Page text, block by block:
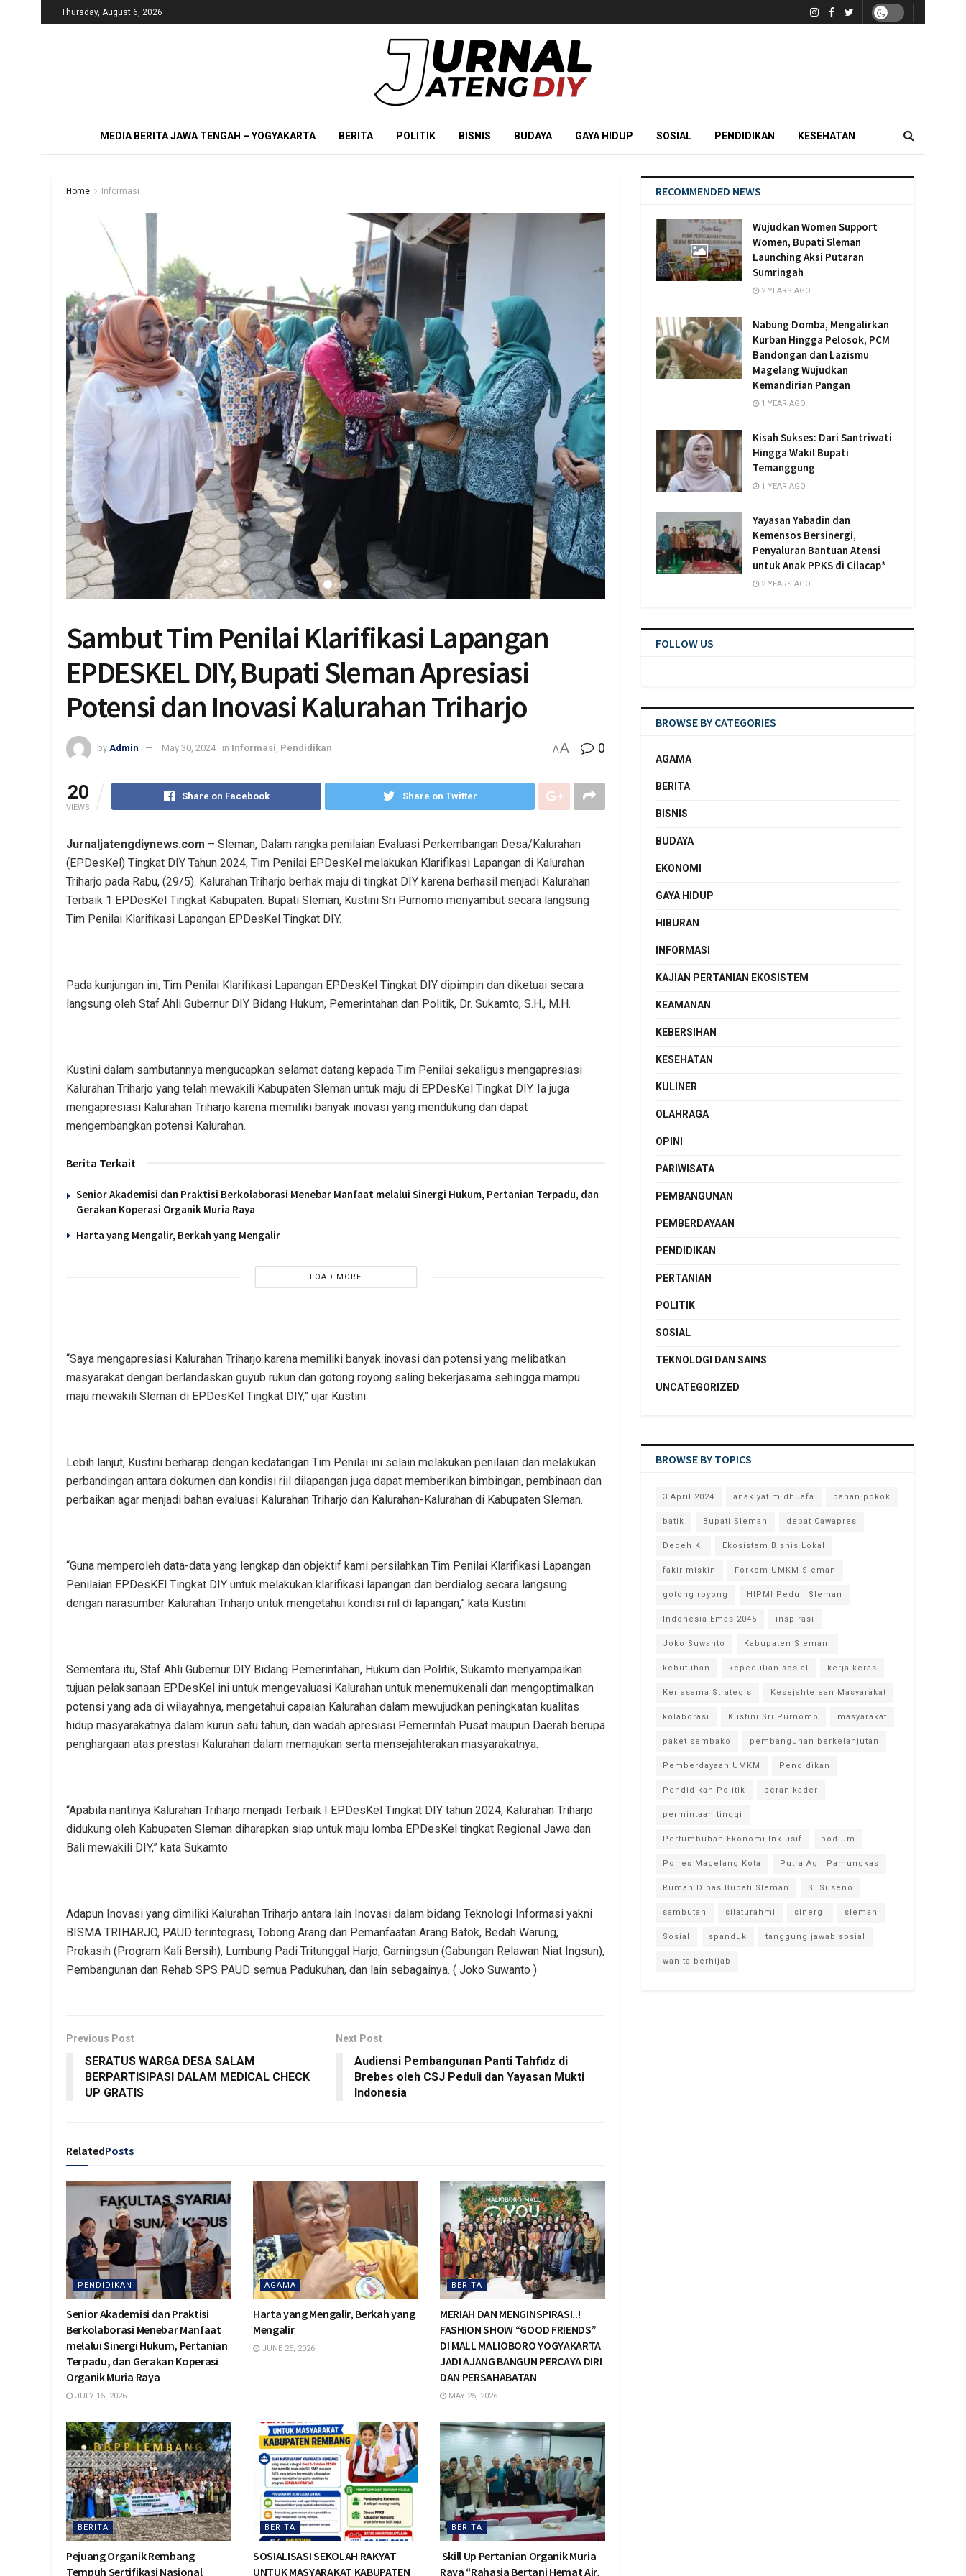
Thursday, August 6, 2026
MEDIA BERITA JAWA TENGAH – YOGYAKARTA BERITA POLITIK BISNIS BUDAYA GAYA HIDUP SOSIAL PENDIDIKAN KESEHATAN
Home Informasi
Sambut Tim Penilai Klarifikasi Lapangan
EPDESKEL DIY, Bupati Sleman Apresiasi
Potensi dan Inovasi Kalurahan Triharjo
by Admin May 30, 2024 in Informasi Pendidikan AA 0
20
VIEWS
Share on Facebook Share on Twitter
Jurnaljatengdiynews.com – Sleman, Dalam rangka penilaian Evaluasi Perkembangan Desa/Kalurahan
(EPDesKel) Tingkat DIY Tahun 2024, Tim Penilai EPDesKel melakukan Klarifikasi Lapangan di Kalurahan
Triharjo pada Rabu, (29/5). Kalurahan Triharjo berhak maju di tingkat DIY karena berhasil menjadi Kalurahan
Terbaik 1 EPDesKel Tingkat Kabupaten. Bupati Sleman, Kustini Sri Purnomo menyambut secara langsung
Tim Penilai Klarifikasi Lapangan EPDesKel Tingkat DIY.
Pada kunjungan ini, Tim Penilai Klarifikasi Lapangan EPDesKel Tingkat DIY dipimpin dan diketuai secara
langsung oleh Staf Ahli Gubernur DIY Bidang Hukum, Pemerintahan dan Politik, Dr. Sukamto, S.H., M.H.
Kustini dalam sambutannya mengucapkan selamat datang kepada Tim Penilai sekaligus mengapresiasi
Kalurahan Triharjo yang telah mewakili Kabupaten Sleman untuk maju di EPDesKel Tingkat DIY. Ia juga
mengapresiasi Kalurahan Triharjo karena memiliki banyak inovasi yang mendukung dan dapat
mengembangkan potensi Kalurahan.
Berita Terkait
Senior Akademisi dan Praktisi Berkolaborasi Menebar Manfaat melalui Sinergi Hukum, Pertanian Terpadu, dan
Gerakan Koperasi Organik Muria Raya
Harta yang Mengalir, Berkah yang Mengalir
LOAD MORE
“Saya mengapresiasi Kalurahan Triharjo karena memiliki banyak inovasi dan potensi yang melibatkan
masyarakat dengan berlandaskan guyub rukun dan gotong royong saling bekerjasama sehingga mampu
maju mewakili Sleman di EPDesKel Tingkat DIY,” ujar Kustini
Lebih lanjut, Kustini berharap dengan kedatangan Tim Penilai ini selain melakukan penilaian dan melakukan
perbandingan antara dokumen dan kondisi riil dilapangan juga dapat memberikan bimbingan, pembinaan dan
perbaikan agar menjadi bahan evaluasi Kalurahan Triharjo dan Kalurahan-Kalurahan di Kabupaten Sleman.
“Guna memperoleh data-data yang lengkap dan objektif kami persilahkan Tim Penilai Klarifikasi Lapangan
Penilaian EPDesKEl Tingkat DIY untuk melakukan klarifikasi lapangan dan berdialog secara langsung
dengan narasumber Kalurahan Triharjo untuk mengetahui kondisi riil di lapangan,” kata Kustini
Sementara itu, Staf Ahli Gubernur DIY Bidang Pemerintahan, Hukum dan Politik, Sukamto menyampaikan
tujuan pelaksanaan EPDesKel ini untuk mengevaluasi Kalurahan untuk menemukenali dan mengoptimalkan
potensi yang ada di wilayahnya, mengetahui capaian Kalurahan dalam mewujudkan peningkatan kualitas
hidup masyarakatnya dalam kurun satu tahun, dan wadah apresiasi Pemerintah Pusat maupun Daerah berupa
penghargaan atas prestasi Kalurahan dalam memajukan serta mensejahterakan masyarakatnya.
“Apabila nantinya Kalurahan Triharjo menjadi Terbaik I EPDesKel Tingkat DIY tahun 2024, Kalurahan Triharjo
didukung oleh Kabupaten Sleman diharapkan siap untuk maju lomba EPDesKel tingkat Regional Jawa dan
Bali mewakili DIY,” kata Sukamto
Adapun Inovasi yang dimiliki Kalurahan Triharjo antara lain Inovasi dalam bidang Teknologi Informasi yakni
BISMA TRIHARJO, PAUD terintegrasi, Tobong Arang dan Pemanfaatan Arang Batok, Bedah Warung,
Prokasih (Program Kali Bersih), Lumbung Padi Tritunggal Harjo, Garningsun (Gabungan Relawan Niat Ingsun),
Pembangunan dan Rehab SPS PAUD semua Padukuhan, dan lain sebagainya. ( Joko Suwanto )
Previous Post
SERATUS WARGA DESA SALAM
BERPARTISIPASI DALAM MEDICAL CHECK
UP GRATIS
Next Post
Audiensi Pembangunan Panti Tahfidz di
Brebes oleh CSJ Peduli dan Yayasan Mukti
Indonesia
RelatedPosts
PENDIDIKAN
Senior Akademisi dan Praktisi
Berkolaborasi Menebar Manfaat
melalui Sinergi Hukum, Pertanian
Terpadu, dan Gerakan Koperasi
Organik Muria Raya
JULY 15, 2026
AGAMA
Harta yang Mengalir, Berkah yang
Mengalir
JUNE 25, 2026
BERITA
MERIAH DAN MENGINSPIRASI..!
FASHION SHOW “GOOD FRIENDS”
DI MALL MALIOBORO YOGYAKARTA
JADI AJANG BANGUN PERCAYA DIRI
DAN PERSAHABATAN
MAY 25, 2026
BERITA
Pejuang Organik Rembang
Tempuh Sertifikasi Nasional
BERITA
SOSIALISASI SEKOLAH RAKYAT
UNTUK MASYARAKAT KABUPATEN
BERITA
Skill Up Pertanian Organik Muria
Raya “Rahasia Bertani Hemat Air,
RECOMMENDED NEWS
Wujudkan Women Support
Women, Bupati Sleman
Launching Aksi Putaran
Sumringah
2 YEARS AGO
Nabung Domba, Mengalirkan
Kurban Hingga Pelosok, PCM
Bandongan dan Lazismu
Magelang Wujudkan
Kemandirian Pangan
1 YEAR AGO
Kisah Sukses: Dari Santriwati
Hingga Wakil Bupati
Temanggung
1 YEAR AGO
Yayasan Yabadin dan
Kemensos Bersinergi,
Penyaluran Bantuan Atensi
untuk Anak PPKS di Cilacap*
2 YEARS AGO
FOLLOW US
BROWSE BY CATEGORIES
AGAMA
BERITA
BISNIS
BUDAYA
EKONOMI
GAYA HIDUP
HIBURAN
INFORMASI
KAJIAN PERTANIAN EKOSISTEM
KEAMANAN
KEBERSIHAN
KESEHATAN
KULINER
OLAHRAGA
OPINI
PARIWISATA
PEMBANGUNAN
PEMBERDAYAAN
PENDIDIKAN
PERTANIAN
POLITIK
SOSIAL
TEKNOLOGI DAN SAINS
UNCATEGORIZED
BROWSE BY TOPICS
3 April 2024 anak yatim dhuafa bahan pokok
batik Bupati Sleman debat Cawapres
Dedeh K. Ekosistem Bisnis Lokal
fakir miskin Forkom UMKM Sleman
gotong royong HIPMI Peduli Sleman
Indonesia Emas 2045 inspirasi
Joko Suwanto Kabupaten Sleman.
kebutuhan kepedulian sosial kerja keras
Kerjasama Strategis Kesejahteraan Masyarakat
kolaborasi Kustini Sri Purnomo masyarakat
paket sembako pembangunan berkelanjutan
Pemberdayaan UMKM Pendidikan
Pendidikan Politik peran kader
permintaan tinggi
Pertumbuhan Ekonomi Inklusif podium
Polres Magelang Kota Putra Agil Pamungkas
Rumah Dinas Bupati Sleman S. Suseno
sambutan silaturahmi sinergi sleman
Sosial spanduk tanggung jawab sosial
wanita berhijab